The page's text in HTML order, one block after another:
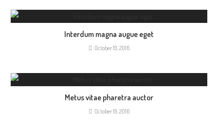
Interdum magna augue eget
October 19, 2016
Metus vitae pharetra auctor
October 19, 2016